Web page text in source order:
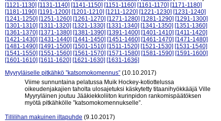
[1121-1130] [1131-1140] [1141-1150] [1151-1160] [1161-1170] [1171-1180]
[1181-1190] [1191-1200] [1201-1210] [1211-1220] [1221-1230] [1231-1240]
[1241-1250] [1251-1260] [1261-1270] [1271-1280] [1281-1290] [1291-1300]
[1301-1310] [1311-1320] [1321-1330] [1331-1340] [1341-1350] [1351-1360]
[1361-1370] [1371-1380] [1381-1390] [1391-1400] [1401-1410] [1411-1420]
[1421-1430] [1431-1440] [1441-1450] [1451-1460] [1461-1470] [1471-1480]
[1481-1490] [1491-1500] [1501-1510] [1511-1520] [1521-1530] [1531-1540]
[1541-1550] [1551-1560] [1561-1570] [1571-1580] [1581-1590] [1591-1600]
[1601-1610] [1611-1620] [1621-1630] [1631-1636]
Myyryläiselle pitkähkö ”katsomokomennus” (10.10.2017)
Viime sunnuntaina pelatussa Muik Hockey-kotiottelussa
oikeudenjakajien taholta ulosajetuksi käskytetty titaanihyökkääjä Ville
Myyryläinen joutuu Jääkiekkoliiton kurinpidon rankomispäätöksen
myötä pitkähkölle ”katsomokomennukselle”.
Tillilihan makuinen iltapuhde (9.10.2017)